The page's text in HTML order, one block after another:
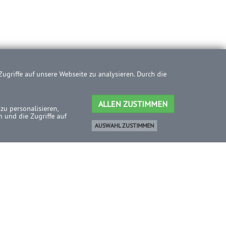
auf unsere Webseite zu analysieren. Durch die
personalisieren,
und die Zugriffe auf
ALLEN ZUSTIMMEN
AUSWAHL ZUSTIMMEN